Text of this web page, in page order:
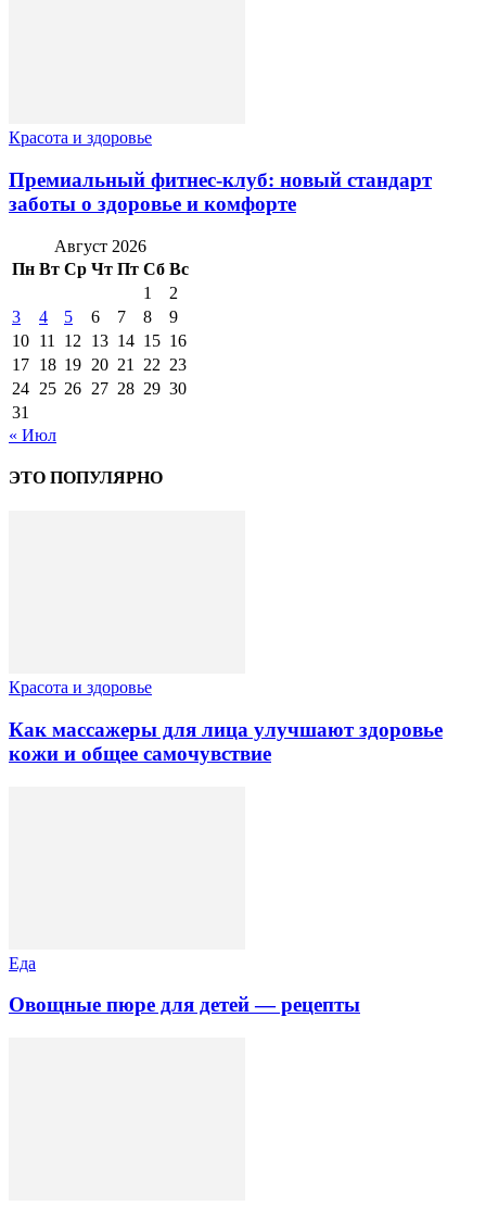
Красота и здоровье
Премиальный фитнес-клуб: новый стандарт
заботы о здоровье и комфорте
Август 2026
Пн Вт Ср Чт Пт Сб Вс
1
2
3
4 5 6 7 8
9
10 11 12 13 14 15 16
17 18 19 20 21 22 23
24 25 26 27 28 29 30
31
« Июл
ЭТО ПОПУЛЯРНО
Красота и здоровье
Как массажеры для лица улучшают здоровье
кожи и общее самочувствие
Еда
Овощные пюре для детей — рецепты